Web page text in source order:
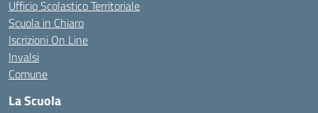
Ufficio Scolastico Territoriale
Scuola in Chiaro
Iscrizioni On Line
Invalsi
Comune
La Scuola